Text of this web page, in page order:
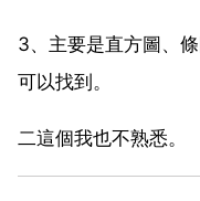
3、主要是直方圖、
可以找到。
二這個我也不熟悉。